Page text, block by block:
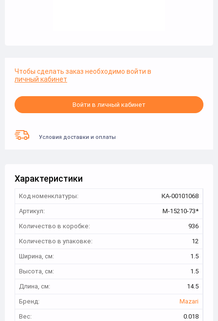
Чтобы сделать заказ необходимо войти в
личный кабинет
Войти в личный кабинет
Условия доставки и оплаты
Характеристики
Код номенклатуры:
КА-00101068
Артикул:
M-15210-73*
Количество в коробке:
936
Количество в упаковке:
12
Ширина, см:
1.5
Высота, см:
1.5
Длина, см:
14.5
Бренд:
Mazari
Вес:
0.018